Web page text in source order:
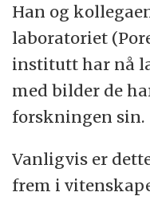
Han og
laboratoriet
institutt har nå
med bilder de
forskningen sin.
Vanligvis er
frem i